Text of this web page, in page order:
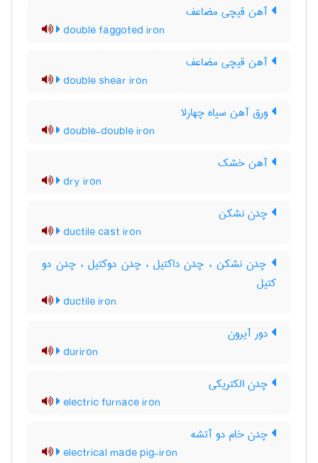
آهن قیچی مضاعف
double faggoted iron
آهن قیچی مضاعف
double shear iron
ورق آهن سیاه چهارلا
double-double iron
آهن خشک
dry iron
چدن نشکن
ductile cast iron
چدن نشکن ، چدن داکتیل ، چدن دوکتیل ، چدن دو
کتیل
ductile iron
دور آیرون
duriron
چدن الکتریکی
electric furnace iron
چدن خام دو آتشه
electrical made pig-iron